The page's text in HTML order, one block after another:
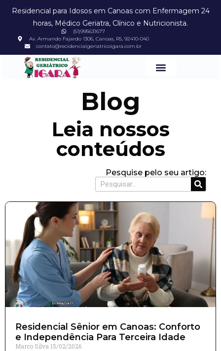
Residencial para Idosos em Canoas com Enfermagem 24
horas, Médico Geriatra, Clínico e Nutricionista.
(51)995631677
Av. Armando Fajardo 1306, Canoas, RS, 92410-040
contato@recidencialgeriatricoigara.com.br
Blog
Leia nossos
conteúdos
Pesquise pelo seu artigo:
Residencial Sênior em Canoas: Conforto
e Independência Para Terceira Idade
Marco Silva15/02/2026